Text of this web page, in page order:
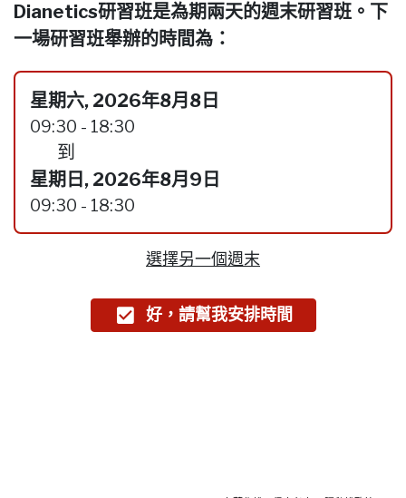
Dianetics研習班是為期兩天的週末研習班。下
一場研習班舉辦的時間為：
星期六, 2026年8月8日
09:30 - 18:30
到
星期日, 2026年8月9日
09:30 - 18:30
選擇另一個週末
好，請幫我安排時間